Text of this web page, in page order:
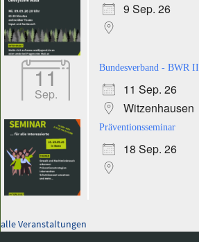
9 Sep. 26
11
Sep.
Bundesverband - BWR II
11 Sep. 26
Witzenhausen
Präventionsseminar
18 Sep. 26
alle Veranstaltungen